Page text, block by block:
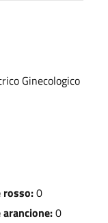
Ginecologico
rosso:0
0